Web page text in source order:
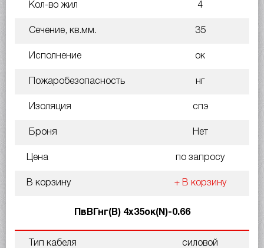
Кол-во жил 4
Сечение, кв.мм. 35
Исполнение ок
Пожаробезопасность нг
Изоляция спэ
Броня Нет
Цена по запросу
В корзину + В корзину
ПвВГнг(В) 4х35ок(N)-0.66
Тип кабеля силовой